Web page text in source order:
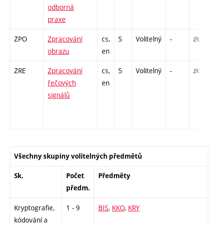
odborná
praxe
ZPO
Zpracování
obrazu
cs,
en
5 Volitelný - zk
ZRE
Zpracování
řečových
signálů
cs,
en
5 Volitelný - zk
Všechny skupiny volitelných předmětů
Sk.
Počet
předm.
Předměty
Kryptografie,
kódování a
1 - 9 BIS, KKO, KRY